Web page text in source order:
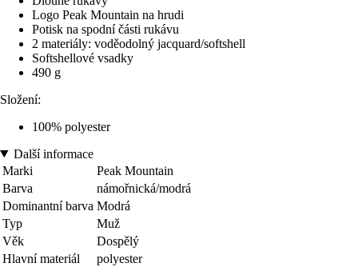
Logo Peak Mountain na hrudi
Potisk na spodní části rukávu
2 materiály: voděodolný jacquard/softshell
Softshellové vsadky
490 g
Složení:
100% polyester
Další informace
Marki
Peak Mountain
Barva
námořnická/modrá
Dominantní barva Modrá
Typ
Muž
Věk
Dospělý
Hlavní materiál
polyester